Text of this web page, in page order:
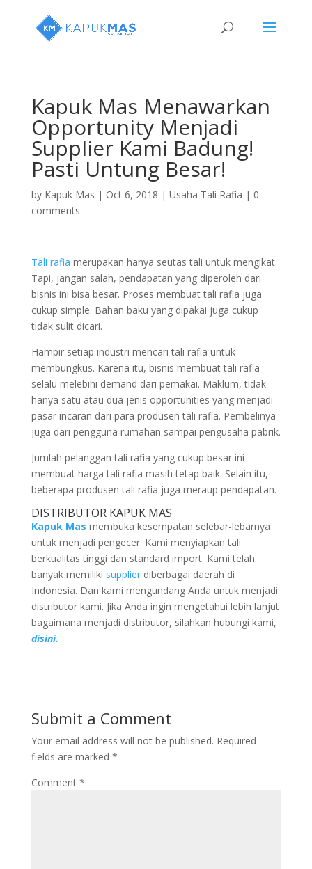
Kapuk Mas Menawarkan
Opportunity Menjadi
Supplier Kami Badung!
Pasti Untung Besar!
by Kapuk Mas | Oct 6, 2018 | Usaha Tali Rafia | 0
comments
Tali rafia merupakan hanya seutas tali untuk mengikat.
Tapi, jangan salah, pendapatan yang diperoleh dari
bisnis ini bisa besar. Proses membuat tali rafia juga
cukup simple. Bahan baku yang dipakai juga cukup
tidak sulit dicari.
Hampir setiap industri mencari tali rafia untuk
membungkus. Karena itu, bisnis membuat tali rafia
selalu melebihi demand dari pemakai. Maklum, tidak
hanya satu atau dua jenis opportunities yang menjadi
pasar incaran dari para produsen tali rafia. Pembelinya
juga dari pengguna rumahan sampai pengusaha pabrik.
Jumlah pelanggan tali rafia yang cukup besar ini
membuat harga tali rafia masih tetap baik. Selain itu,
beberapa produsen tali rafia juga meraup pendapatan.
DISTRIBUTOR KAPUK MAS
Kapuk Mas membuka kesempatan selebar-lebarnya
untuk menjadi pengecer. Kami menyiapkan tali
berkualitas tinggi dan standard import. Kami telah
banyak memiliki supplierdiberbagai daerah di
Indonesia. Dan kami mengundang Anda untuk menjadi
distributor kami. Jika Anda ingin mengetahui lebih lanjut
bagaimana menjadi distributor, silahkan hubungi kami,
disini.
Submit a Comment
Your email address will not be published. Required
fields are marked *
Comment *